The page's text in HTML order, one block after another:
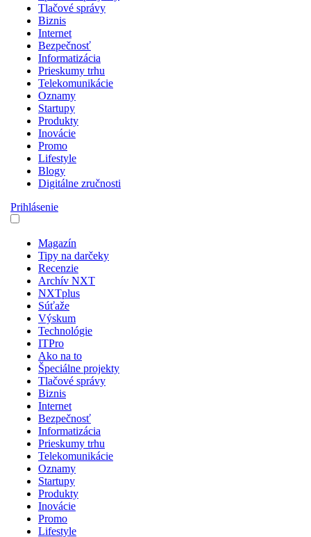
Tlačové správy
Biznis
Internet
Bezpečnosť
Informatizácia
Prieskumy trhu
Telekomunikácie
Oznamy
Startupy
Produkty
Inovácie
Promo
Lifestyle
Blogy
Digitálne zručnosti
Prihlásenie
Magazín
Tipy na darčeky
Recenzie
Archív NXT
NXTplus
Súťaže
Výskum
Technológie
ITPro
Ako na to
Špeciálne projekty
Tlačové správy
Biznis
Internet
Bezpečnosť
Informatizácia
Prieskumy trhu
Telekomunikácie
Oznamy
Startupy
Produkty
Inovácie
Promo
Lifestyle